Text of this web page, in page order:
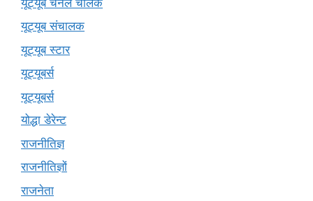
यूट्यूब संचालक
यूट्यूब स्टार
यूट्‍यूबर्स
यूट्यूबर्स
योद्धा डेरेन्ट
राजनीतिज्ञ
राजनीतिज्ञों
राजनेता